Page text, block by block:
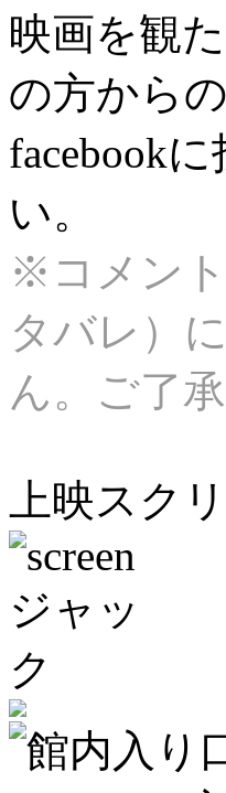
映画を観
の方から
facebook
い。
※コメン
タバレ）
ん。ご了
上映スク